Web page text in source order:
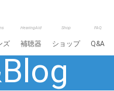
ズ
HearingAid
補聴器
Shop
ショップ
FAQ
Q&A